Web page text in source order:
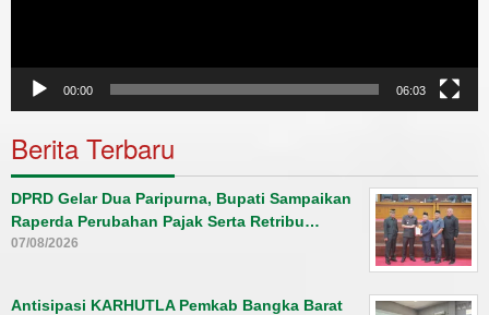
00:00 06:03
Berita Terbaru
DPRD Gelar Dua Paripurna, Bupati Sampaikan
Raperda Perubahan Pajak Serta Retribu…
07/08/2026
Antisipasi KARHUTLA Pemkab Bangka Barat